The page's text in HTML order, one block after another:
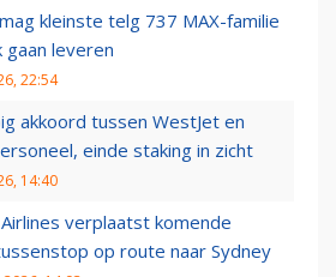
kleinste telg 737 MAX-familie
gaan leveren
22:54
akkoord tussen WestJet en
einde staking in zicht
14:40
verplaatst komende
op route naar Sydney